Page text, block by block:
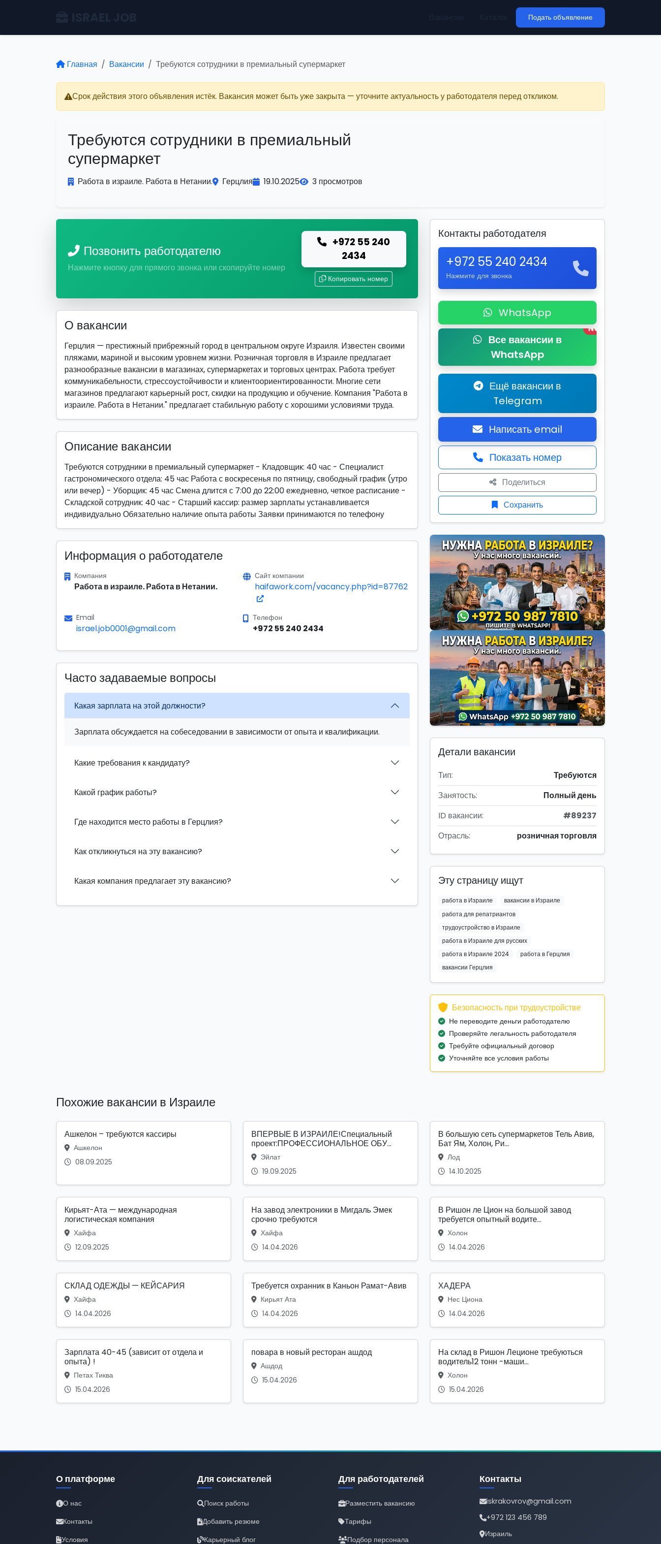
Подать объявление
Главная Вакансии Требуются сотрудники в премиальный супермаркет
Срок действия этого объявления истёк. Вакансия может быть уже закрыта — уточните актуальность у работодателя перед откликом.
Требуются сотрудники в премиальный
супермаркет
Работа в израиле. Работа в Нетании. Герцлия 19.10.2025 3 просмотров
Позвонить работодателю
Нажмите кнопку для прямого звонка или скопируйте номер
+972 55 240
2434
Копировать номер
О вакансии
Герцлия — престижный прибрежный город в центральном округе Израиля. Известен своими
пляжами, мариной и высоким уровнем жизни. Розничная торговля в Израиле предлагает
разнообразные вакансии в магазинах, супермаркетах и торговых центрах. Работа требует
коммуникабельности, стрессоустойчивости и клиентоориентированности. Многие сети
магазинов предлагают карьерный рост, скидки на продукцию и обучение. Компания "Работа в
израиле. Работа в Нетании." предлагает стабильную работу с хорошими условиями труда.
Описание вакансии
Требуются сотрудники в премиальный супермаркет - Кладовщик: 40 час - Специалист
гастрономического отдела: 45 час Работа с воскресенья по пятницу, свободный график (утро
или вечер) - Уборщик: 45 час Смена длится с 7:00 до 22:00 ежедневно, четкое расписание -
Складской сотрудник: 40 час - Старший кассир: размер зарплаты устанавливается
индивидуально Обязательно наличие опыта работы Заявки принимаются по телефону
Информация о работодателе
Компания
Работа в израиле. Работа в Нетании.
Сайт компании
haifawork.com/vacancy.php?id=87762
Email
israel.job0001@gmail.com
Телефон
+972 55 240 2434
Часто задаваемые вопросы
Какая зарплата на этой должности?
Зарплата обсуждается на собеседовании в зависимости от опыта и квалификации.
Какие требования к кандидату?
Какой график работы?
Где находится место работы в Герцлия?
Как откликнуться на эту вакансию?
Какая компания предлагает эту вакансию?
Контакты работодателя
+972 55 240 2434
Нажмите для звонка
WhatsApp
Все вакансии в
WhatsApp
New
Ещё вакансии в
Telegram
Написать email
Показать номер
Поделиться
Сохранить
Детали вакансии
Тип:
Требуются
Занятость:
Полный день
ID вакансии:
#89237
Отрасль:
розничная торговля
Эту страницу ищут
работа в Израиле
вакансии в Израиле
работа для репатриантов
трудоустройство в Израиле
работа в Израиле для русских
работа в Израиле 2024
работа в Герцлия
вакансии Герцлия
Безопасность при трудоустройстве
Не переводите деньги работодателю
Проверяйте легальность работодателя
Требуйте официальный договор
Уточняйте все условия работы
Похожие вакансии в Израиле
Ашкелон – требуются кассиры
Ашкелон
08.09.2025
ВПЕРВЫЕ В ИЗРАИЛЕ!Специальный
проект:ПРОФЕССИОНАЛЬНОЕ ОБУ...
Эйлат
19.09.2025
В большую сеть супермаркетов Тель Авив,
Бат Ям, Холон, Ри...
Лод
14.10.2025
Кирьят-Ата — международная
логистическая компания
Хайфа
12.09.2025
На завод электроники в Мигдаль Эмек
срочно требуются
Хайфа
14.04.2026
В Ришон ле Цион на большой завод
требуется опытный водите...
Холон
14.04.2026
СКЛАД ОДЕЖДЫ — КЕЙСАРИЯ
Хайфа
14.04.2026
Требуется охранник в Каньон Рамат-Авив
Кирьят Ата
14.04.2026
ХАДЕРА
Нес Циона
14.04.2026
Зарплата 40-45 (зависит от отдела и
опыта) !
Петах Тиква
15.04.2026
повара в новый ресторан ашдод
Ашдод
15.04.2026
На склад в Ришон Леционе требуються
водитель12 тонн -маши...
Холон
15.04.2026
О платформе
О нас
Контакты
Условия
Для соискателей
Поиск работы
Добавить резюме
Карьерный блог
Для работодателей
Разместить вакансию
Тарифы
Подбор персонала
Контакты
iskrakovrov@gmail.com
+972 123 456 789
Израиль